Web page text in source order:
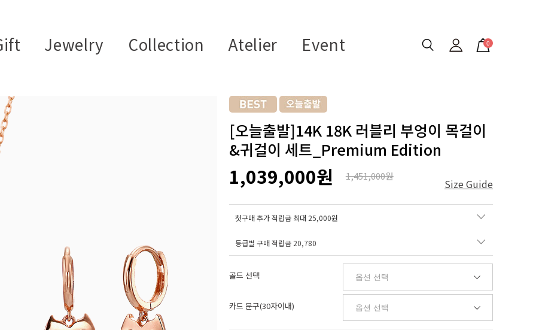
Jewelry Collection Atelier Event 0
[오늘출발]14K 18K 러블리 부엉이 목걸이
&귀걸이 세트_Premium Edition
1,039,000원 1,451,000원
Size Guide
첫구매 추가 적립금 최대 25,000원
등급별 구매 적립금 20,780
골드 선택
카드 문구(30자이내)